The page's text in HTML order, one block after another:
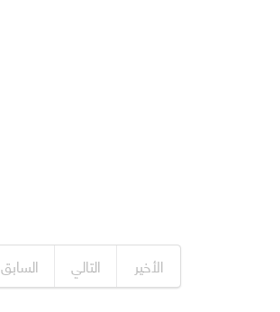
السابق التالي الأخير